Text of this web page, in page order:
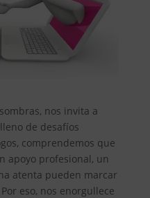
nos invita a
de desafíos
comprendemos que
apoyo profesional, un
atenta pueden marcar
eso, nos enorgullece